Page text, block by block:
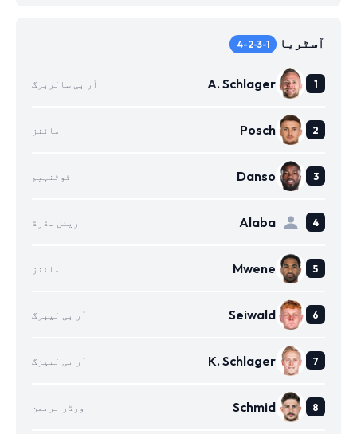
آسٹریا 4-2-3-1
A. Schlager آر بی سالزبرگ
Posch مائنز
Danso ٹوٹنہیم
Alaba ریئل مڈرڈ
Mwene مائنز
Seiwald آر بی لیپزگ
K. Schlager آر بی لیپزگ
Schmid ورڈر بریمن